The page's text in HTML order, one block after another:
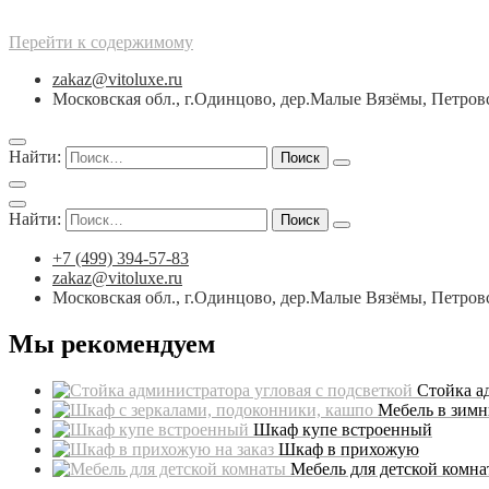
Перейти к содержимому
zakaz@vitoluxe.ru
Московская обл., г.Одинцово, дер.Малые Вязёмы,
Найти:
Найти:
+7 (499) 394-57-83
zakaz@vitoluxe.ru
Московская обл., г.Одинцово, дер.Малые Вязёмы,
Мы рекомендуем
Стойка
Мебель в
Шкаф купе встроенный
Шкаф в прихожую
Мебель для детской